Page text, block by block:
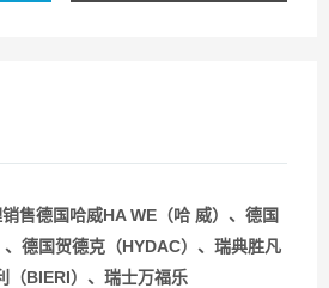
售德国哈威HA WE（哈 威）、德国
德国贺德克（HYDAC）、瑞典胜凡
（BIERI）、瑞士万福乐